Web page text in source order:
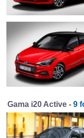
Gama i20 Active - 9